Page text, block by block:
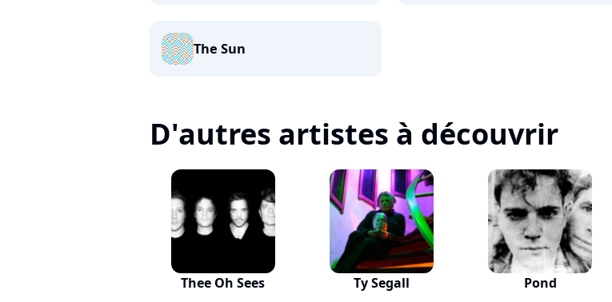
The Sun
D'autres artistes à découvrir
Thee Oh Sees Ty Segall Pond